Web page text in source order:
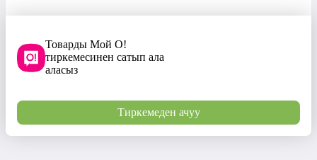
Товарды Мой О!
тиркемесинен сатып ала
аласыз
Тиркемеден ачуу